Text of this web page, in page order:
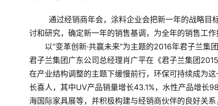
讨和研究，确定新一年的销售基调，为全年的销售工
以“变革创新·共赢未来”为主题的2016年君子兰集
君子兰集团广东公司总经理肖广平在《君子兰集团
在产业结构调整的主题下缓慢前行，环保可持续成为
长喜人，其中UV产品销量增长43.1%，水性产品增长
海国际家具展等，并积极构建与经销商伙伴的良好关